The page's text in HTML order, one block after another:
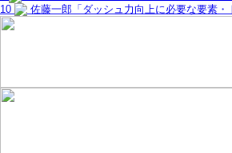
10
佐藤一郎「ダッシュ力向上に必要な要素・